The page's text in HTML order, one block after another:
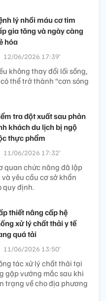
lý nhồi máu cơ tim
gia tăng và ngày càng
hóa
12/06/2026 17:39’
không thay đổi lối sống,
thể trở thành “cơn sóng
tra đột xuất sau phản
khách du lịch bị ngộ
thực phẩm
11/06/2026 17:32’
quan chức năng đã lập
yêu cầu cơ sở khẩn
quy định.
thiết nâng cấp hệ
xử lý chất thải y tế
quá tải
11/06/2026 13:50’
tác xử lý chất thải tại
gặp vướng mắc sau khi
trạng về cho địa phương